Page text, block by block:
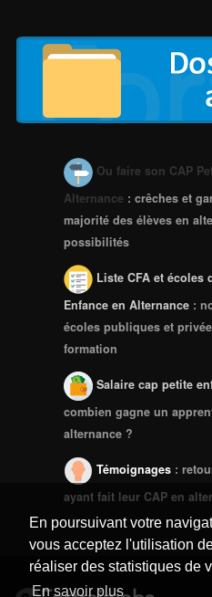
En poursuivant votre
vous acceptez l'utilisation
réaliser des statistiques de
En savoir plus
Ou faire son CAP
Alternance : crêches et
majorité des élèves en
possibilités
Liste CFA et écoles
Enfance en Alternance :
écoles publiques et
formation
Salaire cap petite
combien gagne un
alternance ?
Témoignages :
ayant fait leur CAP en